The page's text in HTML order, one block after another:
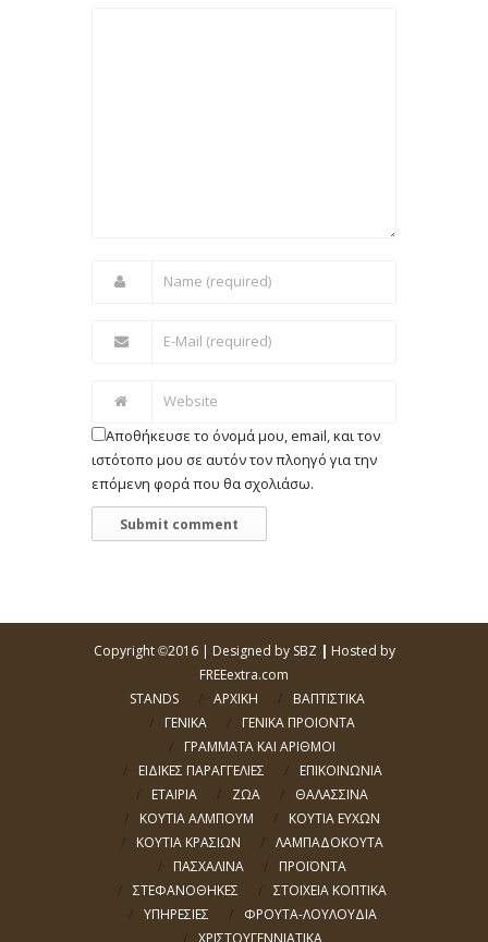
Αποθήκευσε το όνομά μου, email, και τον
ιστότοπο μου σε αυτόν τον πλοηγό για την
επόμενη φορά που θα σχολιάσω.
Copyright ©2016 | Designed by SBZ | Hosted by
FREEextra.com
STANDS
ΑΡΧΙΚΗ
ΒΑΠΤΙΣΤΙΚΑ
ΓΕΝΙΚΑ
ΓΕΝΙΚΑ ΠΡΟΙΟΝΤΑ
ΓΡΑΜΜΑΤΑ ΚΑΙ ΑΡΙΘΜΟΙ
ΕΙΔΙΚΕΣ ΠΑΡΑΓΓΕΛΙΕΣ
ΕΠΙΚΟΙΝΩΝΙΑ
ΕΤΑΙΡΙΑ
ΖΩΑ
ΘΑΛΑΣΣΙΝΑ
ΚΟΥΤΙΑ ΑΛΜΠΟΥΜ
ΚΟΥΤΙΑ ΕΥΧΩΝ
ΚΟΥΤΙΑ ΚΡΑΣΙΩΝ
ΛΑΜΠΑΔΟΚΟΥΤΑ
ΠΑΣΧΑΛΙΝΑ
ΠΡΟΪΟΝΤΑ
ΣΤΕΦΑΝΟΘΗΚΕΣ
ΣΤΟΙΧΕΙΑ ΚΟΠΤΙΚΑ
ΥΠΗΡΕΣΙΕΣ
ΦΡΟΥΤΑ-ΛΟΥΛΟΥΔΙΑ
ΧΡΙΣΤΟΥΓΕΝΝΙΑΤΙΚΑ